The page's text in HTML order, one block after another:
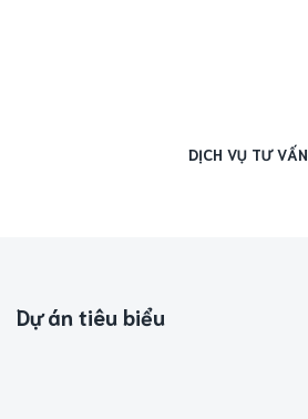
DỊCH VỤ TƯ VẤN
Dự án tiêu biểu